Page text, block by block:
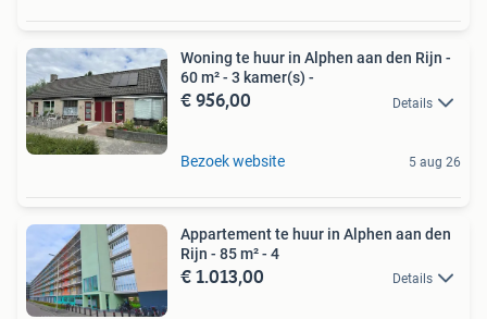
Woning te huur in Alphen aan den Rijn -
60 m² - 3 kamer(s) -
€ 956,00 Details
Bezoek website 5 aug 26
Appartement te huur in Alphen aan den
Rijn - 85 m² - 4
€ 1.013,00 Details